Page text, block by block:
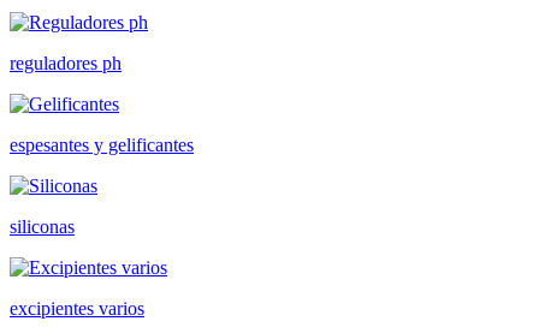
reguladores ph
espesantes y gelificantes
siliconas
excipientes varios